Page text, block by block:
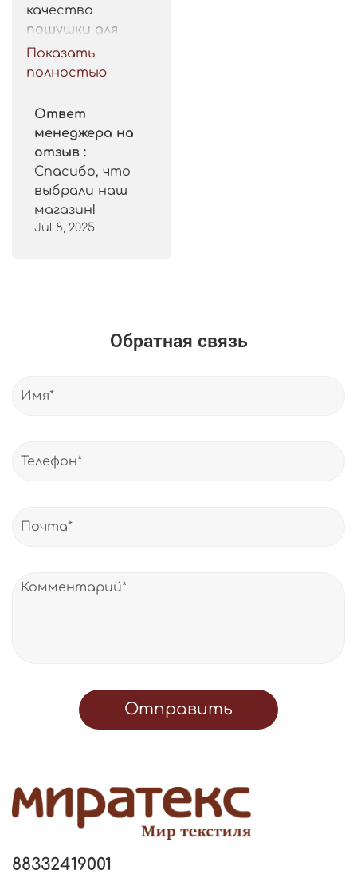
качество
пошушки для
такой цены.
Рекомендую.
Показать
полностью
Ответ
менеджера на
отзыв :
Спасибо, что
выбрали наш
магазин!
Jul 8, 2025
Обратная связь
Отправить
88332419001